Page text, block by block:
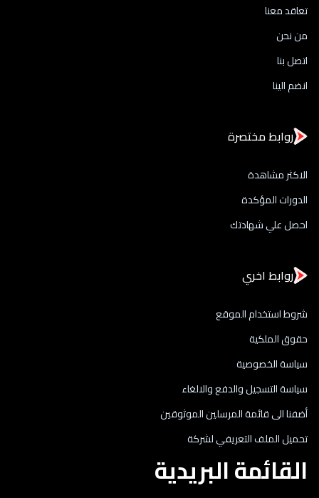
تعاقد معنا
من نحن
اتصل بنا
انضم الينا
روابط مختصرة
الاكثر مشاهدة
الدورات المؤكدة
احصل علي شهادتك
روابط اخري
شروط استخدام الموقع
حقوق الملكية
سياسة الخصوصية
سياسة التسجيل والدفع والالغاء
أضفنا الى قائمة المرسلين الموثوقين
تحميل الملف التعريفي لشركة
القائمة البريدية